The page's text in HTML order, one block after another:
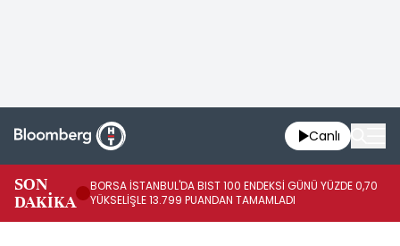
Canlı
SON
DAKİKA
BORSA İSTANBUL'DA BIST 100 ENDEKSİ GÜNÜ YÜZDE 0,70
YÜKSELİŞLE 13.799 PUANDAN TAMAMLADI